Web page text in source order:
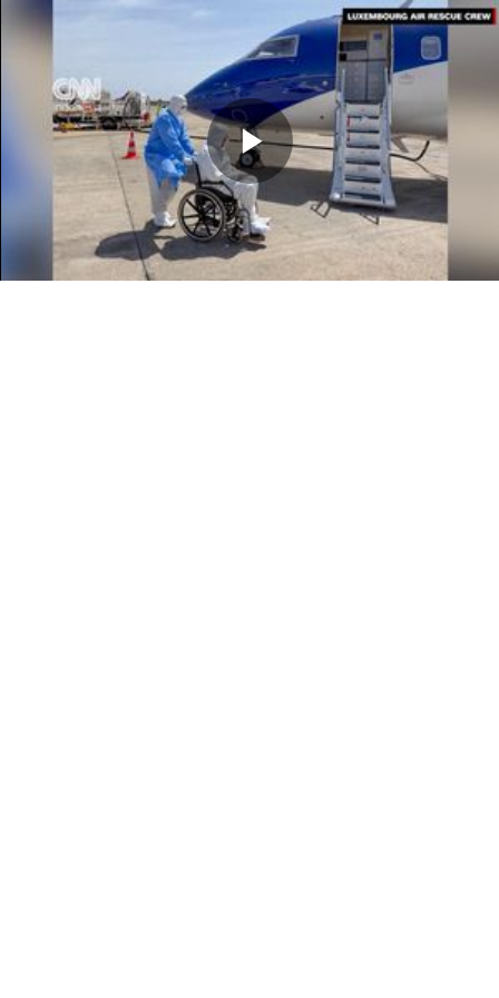
Memutarkan
Video